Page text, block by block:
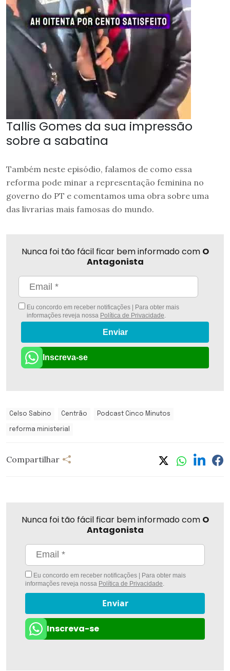
Tallis Gomes da sua impressão
sobre a sabatina
Também neste episódio, falamos de como essa
reforma pode minar a representação feminina no
governo do PT e comentamos uma obra sobre uma
das livrarias mais famosas do mundo.
Nunca foi tão fácil ficar bem informado com O
Antagonista
Eu concordo em receber notificações | Para obter mais
informações reveja nossa Política de Privacidade.
Enviar
Inscreva-se
Celso Sabino Centrão Podcast Cinco Minutos
reforma ministerial
Compartilhar
Nunca foi tão fácil ficar bem informado com O
Antagonista
Eu concordo em receber notificações | Para obter mais
informações reveja nossa Política de Privacidade
Enviar
Inscreva-se